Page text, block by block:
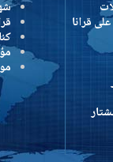
قرانا
كنائسنا